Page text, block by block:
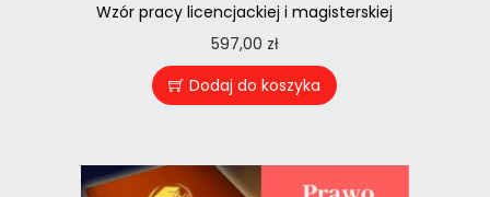
Wzór pracy licencjackiej i magisterskiej
597,00 zł
Dodaj do koszyka